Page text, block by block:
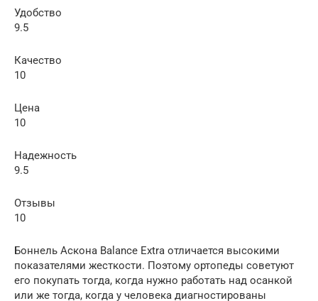
Удобство
9.5
Качество
10
Цена
10
Надежность
9.5
Отзывы
10
Боннель Аскона Balance Extra отличается высокими
показателями жесткости. Поэтому ортопеды советуют
его покупать тогда, когда нужно работать над осанкой
или же тогда, когда у человека диагностированы